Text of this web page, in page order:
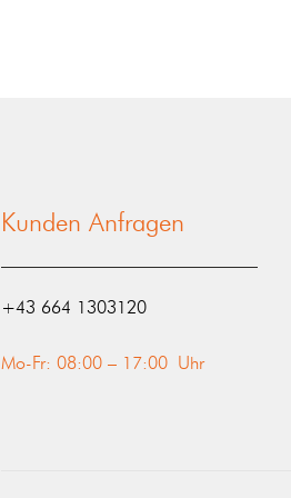
Kunden Anfragen
‭+43 664 1303120‬
Mo-Fr: 08:00 – 17:00 Uhr